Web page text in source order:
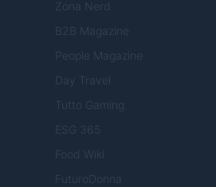
Zona Nerd
B2B Magazine
People Magazine
Day Travel
Tutto Gaming
ESG 365
Food Wiki
FuturoDonna